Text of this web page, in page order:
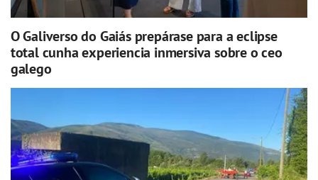
O Galiverso do Gaiás prepárase para a eclipse
total cunha experiencia inmersiva sobre o ceo
galego